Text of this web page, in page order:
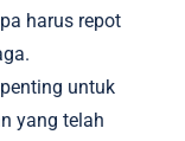
harus repot
untuk
yang telah